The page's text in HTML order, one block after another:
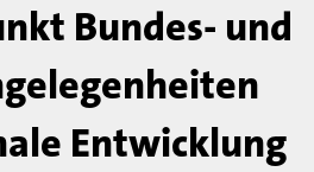
Bundes- und
Entwicklung